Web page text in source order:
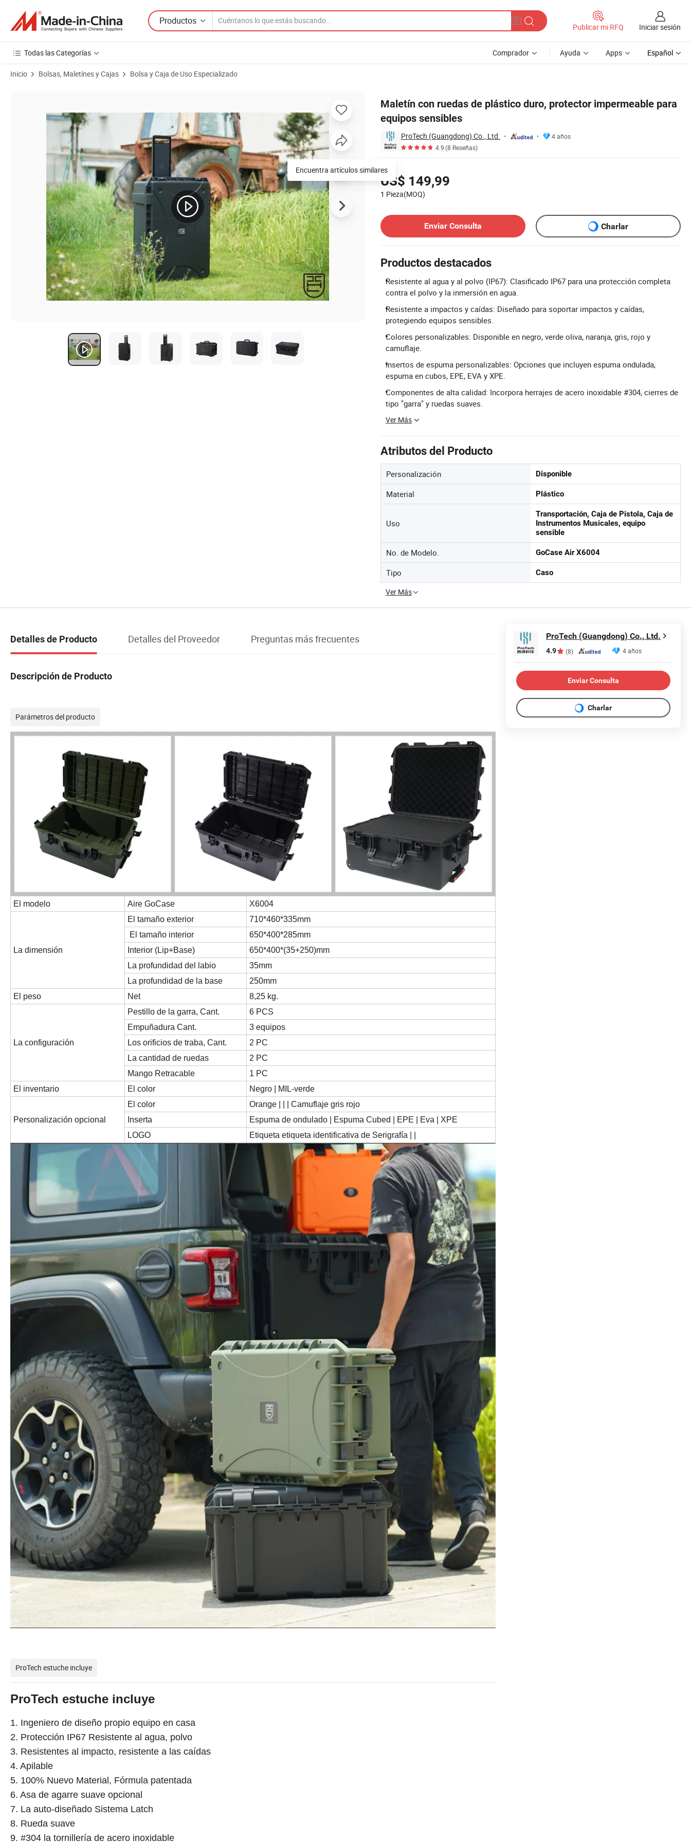
Productos
Publicar mi RFQ Iniciar sesión
Todas las Categorías Comprador Ayuda Apps Español
Inicio Bolsas, Maletínes y Cajas Bolsa y Caja de Uso Especializado
Maletín con ruedas de plástico duro, protector impermeable para
equipos sensibles
ProTech (Guangdong) Co., Ltd.
4 años
4.9(8 Reseñas)
Precios
US$ 149,99
1 Pieza(MOQ)
Enviar Consulta
Charlar
Productos destacados
Resistente al agua y al polvo (IP67): Clasificado IP67 para una protección completa
contra el polvo y la inmersión en agua.
Resistente a impactos y caídas: Diseñado para soportar impactos y caídas,
protegiendo equipos sensibles.
Colores personalizables: Disponible en negro, verde oliva, naranja, gris, rojo y
camuflaje.
Insertos de espuma personalizables: Opciones que incluyen espuma ondulada,
espuma en cubos, EPE, EVA y XPE.
Componentes de alta calidad: Incorpora herrajes de acero inoxidable #304, cierres de
tipo "garra" y ruedas suaves.
Ver Más
Atributos del Producto
Personalización Disponible
Material Plástico
Uso
Transportación, Caja de Pistola, Caja de
Instrumentos Musicales, equipo
sensible
No. de Modelo. GoCase Air X6004
Tipo Caso
Ver Más
Encuentra artículos similares
Detalles de Producto Detalles del Proveedor Preguntas más frecuentes
Descripción de Producto
Parámetros del producto
El modelo Aire GoCase X6004
La dimensión
El tamaño exterior
710*460*335mm
El tamaño interior
650*400*285mm
Interior (Lip+Base)
650*400*(35+250)mm
La profundidad del labio
35mm
La profundidad de la base
250mm
El peso
Net 8,25 kg.
La configuración
Pestillo de la garra, Cant.
6 PCS
Empuñadura Cant.
3 equipos
Los orificios de traba, Cant.
2 PC
La cantidad de ruedas
2 PC
Mango Retracable
1 PC
El inventario
El color Negro | MIL-verde
Personalización opcional
El color
Orange | | | Camuflaje gris rojo
Inserta
Espuma de ondulado | Espuma Cubed | EPE | Eva | XPE
LOGO
Etiqueta etiqueta identificativa de Serigrafía | |
ProTech estuche incluye
ProTech estuche incluye
1. Ingeniero de diseño propio equipo en casa
2. Protección IP67 Resistente al agua, polvo
3. Resistentes al impacto, resistente a las caídas
4. Apilable
5. 100% Nuevo Material, Fórmula patentada
6. Asa de agarre suave opcional
7. La auto-diseñado Sistema Latch
8. Rueda suave
9. #304 la tornillería de acero inoxidable
ProTech (Guangdong) Co., Ltd.
4.9 (8) 4 años
Enviar Consulta
Charlar